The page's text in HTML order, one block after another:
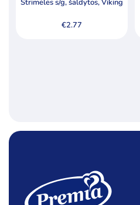
Strimėlės s/g, šaldytos, Viking
€2.77